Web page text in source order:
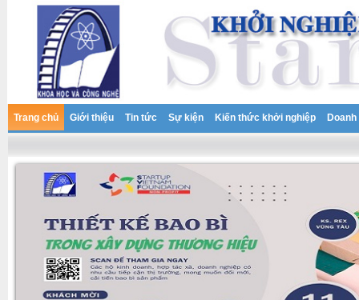
Trang chủ Giới thiệu Tin tức Sự kiện Kiến thức khởi nghiệp